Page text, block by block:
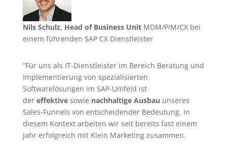
Nils Schulz, Head of Business UnitMDM/PIM/CX bei
einem führenden SAP CX Dienstleister
”Für uns als IT-Dienstleister im Bereich Beratung und
Implementierung von spezialisierten
Softwarelösungen im SAP-Umfeld ist
der effektive sowie nachhaltige Ausbau unseres
Sales-Funnels von entscheidender Bedeutung. In
diesem Kontext arbeiten wir seit bereits fast einem
Jahr erfolgreich mit Klein Marketing zusammen.